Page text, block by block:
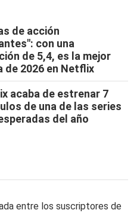
de acción
con una
de 5,4, es la mejor
de 2026 en Netflix
acaba de estrenar 7
de una de las series
del año
entre los suscriptores de